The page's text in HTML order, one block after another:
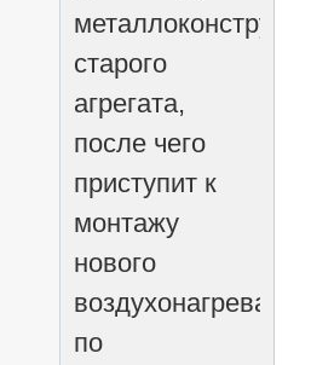
старого
агрегата,
после чего
приступит к
монтажу
нового
по